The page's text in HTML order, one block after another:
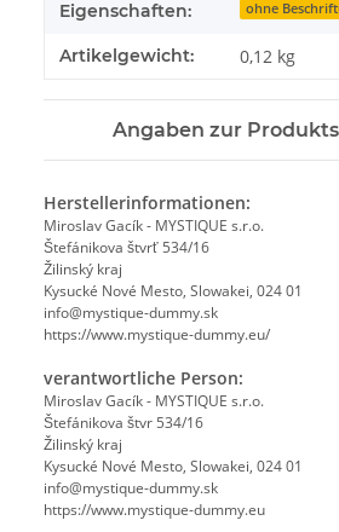
Eigenschaften: ohne
Artikelgewicht: 0,12 kg
Angaben zur
Herstellerinformationen:
Miroslav Gacík - MYSTIQUE s.r.o.
Štefánikova štvrť 534/16
Žilinský kraj
Kysucké Nové Mesto, Slowakei, 024 01
info@mystique-dummy.sk
https://www.mystique-dummy.eu/
verantwortliche Person:
Miroslav Gacík - MYSTIQUE s.r.o.
Štefánikova štvr 534/16
Žilinský kraj
Kysucké Nové Mesto, Slowakei, 024 01
info@mystique-dummy.sk
https://www.mystique-dummy.eu